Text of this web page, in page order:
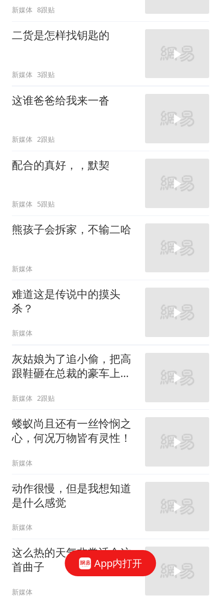
新媒体 8跟贴
二货是怎样找钥匙的
新媒体 3跟贴
这谁爸爸给我来一沓
新媒体 2跟贴
配合的真好，，默契
新媒体 5跟贴
熊孩子会拆家，不输二哈
新媒体
难道这是传说中的摸头
杀？
新媒体
灰姑娘为了追小偷，把高
跟鞋砸在总裁的豪车上，
新媒体 2跟贴
蝼蚁尚且还有一丝怜悯之
心，何况万物皆有灵性！
新媒体
动作很慢，但是我想知道
是什么感觉
新媒体
这么热的天气非常适合这
首曲子
新媒体
App内打开